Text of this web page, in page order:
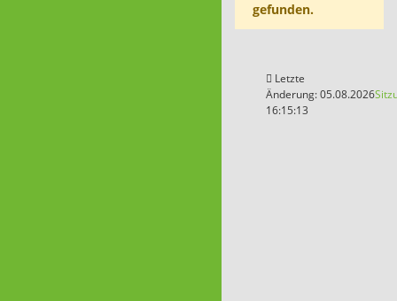
gefunden.
Letzte
Änderung: 05.08.2026
16:15:13